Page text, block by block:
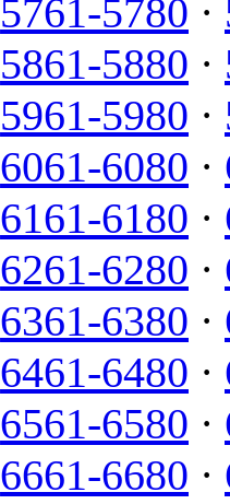
5761-5780 ·
5861-5880 ·
5961-5980 ·
6061-6080 ·
6161-6180 ·
6261-6280 ·
6361-6380 ·
6461-6480 ·
6561-6580 ·
6661-6680 ·